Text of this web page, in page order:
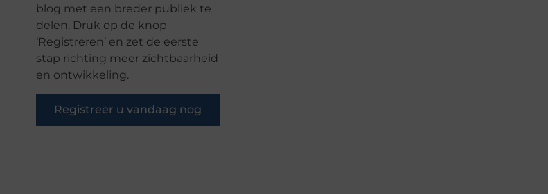
blog met een breder publiek te
delen. Druk op de knop
‘Registreren’ en zet de eerste
stap richting meer zichtbaarheid
en ontwikkeling.
Registreer u vandaag nog